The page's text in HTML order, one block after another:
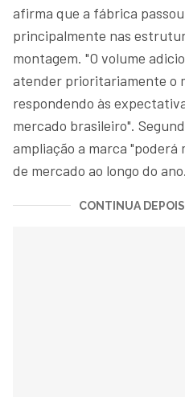
afirma que a fábrica
principalmente nas
montagem. "O volume
atender prioritariamente o
respondendo às
mercado brasileiro".
ampliação a marca
de mercado ao longo do
CONTINUA